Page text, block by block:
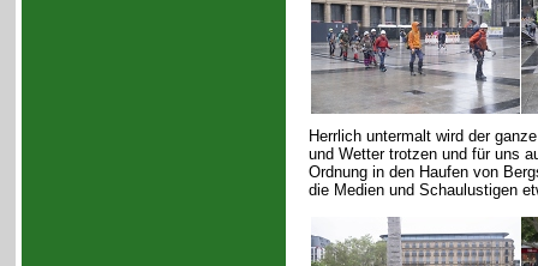
Herrlich untermalt wird der
und Wetter trotzen und für uns
Ordnung in den Haufen von
die Medien und Schaulustigen